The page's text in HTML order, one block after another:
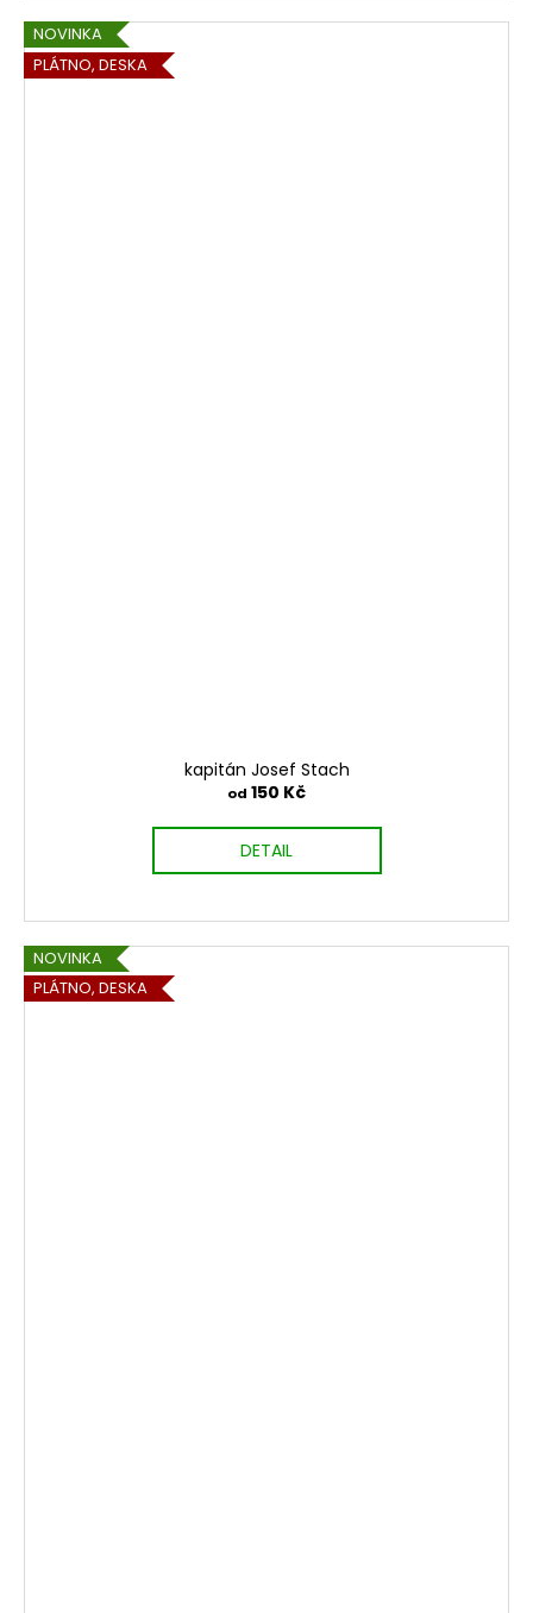
NOVINKA
PLÁTNO, DESKA
kapitán Josef Stach
od 150 Kč
DETAIL
NOVINKA
PLÁTNO, DESKA